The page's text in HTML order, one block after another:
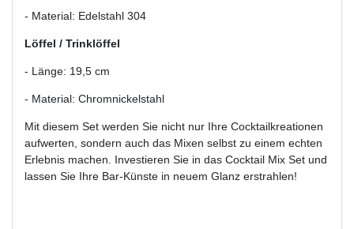
- Material: Edelstahl 304
Löffel / Trinklöffel
- Länge: 19,5 cm
- Material: Chromnickelstahl
Mit diesem Set werden Sie nicht nur Ihre Cocktailkreationen
aufwerten, sondern auch das Mixen selbst zu einem echten
Erlebnis machen. Investieren Sie in das Cocktail Mix Set und
lassen Sie Ihre Bar-Künste in neuem Glanz erstrahlen!